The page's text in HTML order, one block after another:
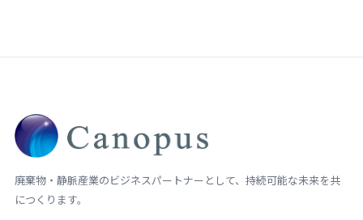
廃棄物・静脈産業のビジネスパートナーとして、持続可能な未来を共
につくります。